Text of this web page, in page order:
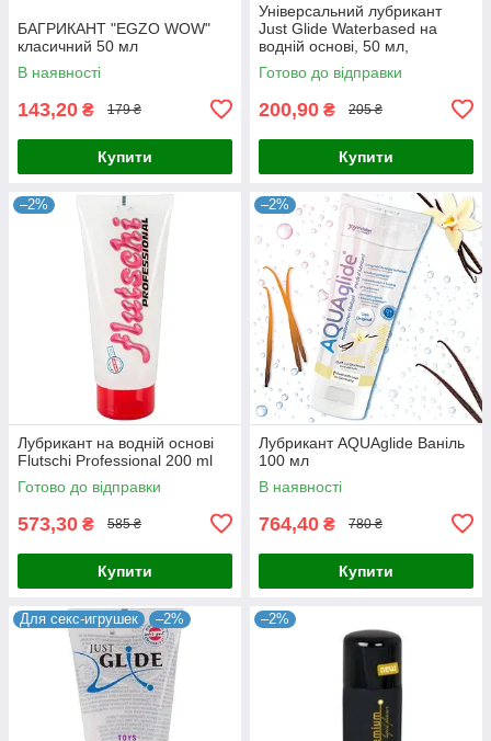
БАГРИКАНТ "EGZO WOW"
класичний 50 мл
В наявності
143,20 ₴ 179 ₴
Купити
Універсальний лубрикант
Just Glide Waterbased на
водній основі, 50 мл,
Німеччина
Готово до відправки
200,90 ₴ 205 ₴
Купити
–2%
Лубрикант на водній основі
Flutschi Professional 200 ml
Готово до відправки
573,30 ₴ 585 ₴
Купити
–2%
Лубрикант AQUAglide Ваніль
100 мл
В наявності
764,40 ₴ 780 ₴
Купити
Для секс-игрушек –2% –2%